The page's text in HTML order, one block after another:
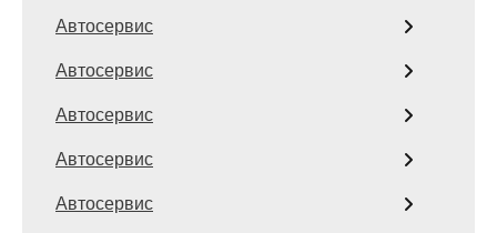
Автосервис
Автосервис
Автосервис
Автосервис
Автосервис